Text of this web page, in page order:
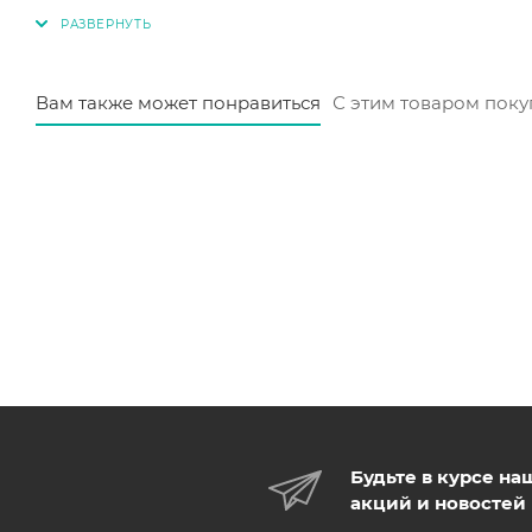
Вам также может понравиться С этим товаром
Будьте в курсе
акций и новостей